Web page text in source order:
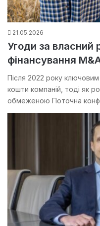
21.05.2026
Угоди за власний
фінансування
Після 2022 року
кошти компаній, тоді як
обмеженою Поточна